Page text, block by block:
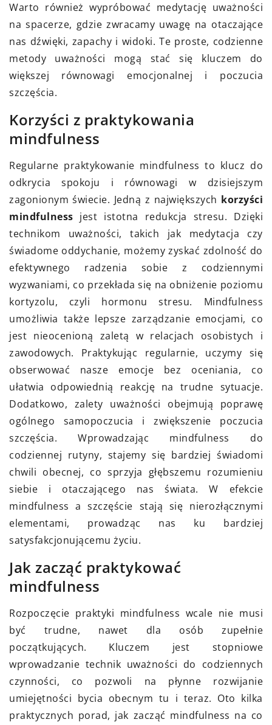
Warto również wypróbować medytację uważności
na spacerze, gdzie zwracamy uwagę na otaczające
nas dźwięki, zapachy i widoki. Te proste, codzienne
metody uważności mogą stać się kluczem do
większej równowagi emocjonalnej i poczucia
szczęścia.
Korzyści z praktykowania
mindfulness
Regularne praktykowanie mindfulness to klucz do
odkrycia spokoju i równowagi w dzisiejszym
zagonionym świecie. Jedną z największych korzyści
mindfulness jest istotna redukcja stresu. Dzięki
technikom uważności, takich jak medytacja czy
świadome oddychanie, możemy zyskać zdolność do
efektywnego radzenia sobie z codziennymi
wyzwaniami, co przekłada się na obniżenie poziomu
kortyzolu, czyli hormonu stresu. Mindfulness
umożliwia także lepsze zarządzanie emocjami, co
jest nieocenioną zaletą w relacjach osobistych i
zawodowych. Praktykując regularnie, uczymy się
obserwować nasze emocje bez oceniania, co
ułatwia odpowiednią reakcję na trudne sytuacje.
Dodatkowo, zalety uważności obejmują poprawę
ogólnego samopoczucia i zwiększenie poczucia
szczęścia. Wprowadzając mindfulness do
codziennej rutyny, stajemy się bardziej świadomi
chwili obecnej, co sprzyja głębszemu rozumieniu
siebie i otaczającego nas świata. W efekcie
mindfulness a szczęście stają się nierozłącznymi
elementami, prowadząc nas ku bardziej
satysfakcjonującemu życiu.
Jak zacząć praktykować
mindfulness
Rozpoczęcie praktyki mindfulness wcale nie musi
być trudne, nawet dla osób zupełnie
początkujących. Kluczem jest stopniowe
wprowadzanie technik uważności do codziennych
czynności, co pozwoli na płynne rozwijanie
umiejętności bycia obecnym tu i teraz. Oto kilka
praktycznych porad, jak zacząć mindfulness na co